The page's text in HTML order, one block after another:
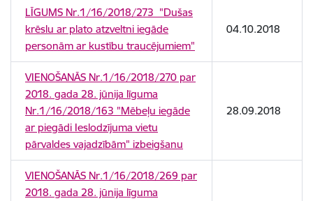
LĪGUMS Nr.1/16/2018/273 "Dušas
krēslu ar plato atzveltni iegāde
personām ar kustību traucējumiem"
04.10.2018
VIENOŠANĀS Nr.1/16/2018/270 par
2018. gada 28. jūnija līguma
Nr.1/16/2018/163 "Mēbeļu iegāde
ar piegādi Ieslodzījuma vietu
pārvaldes vajadzībām" izbeigšanu
28.09.2018
VIENOŠANĀS Nr.1/16/2018/269 par
2018. gada 28. jūnija līguma